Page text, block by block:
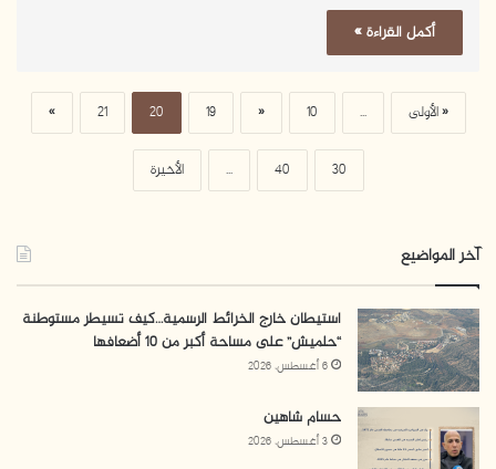
أكمل القراءة »
« الأولى ...
10
«
19
20
21
»
30
40
... الأخيرة
آخر المواضيع
استيطان خارج الخرائط الرسمية…كيف تسيطر مستوطنة
“حلميش” على مساحة أكبر من 10 أضعافها
6 أغسطس، 2026
حسام شاهين
3 أغسطس، 2026